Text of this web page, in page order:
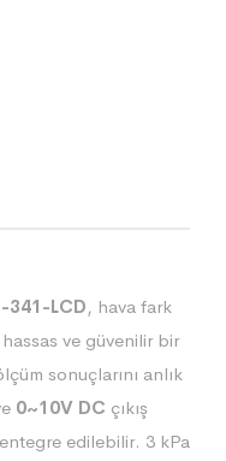
341-LCD, hava fark
ve güvenilir bir
sonuçlarını anlık
0~10V DC çıkış
edilebilir. 3 kPa